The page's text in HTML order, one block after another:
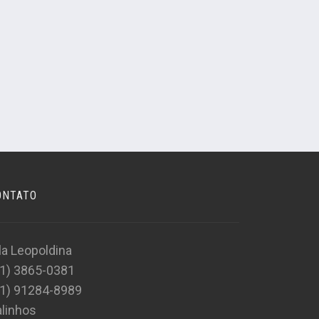
Leopoldina
3865-0381
91284-8989